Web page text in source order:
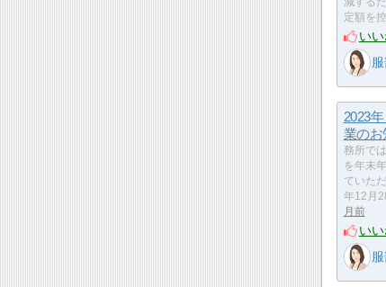
減する
定額を
いい
2023
業のお
務所で
を年末
ていた
年12月
月前
いい